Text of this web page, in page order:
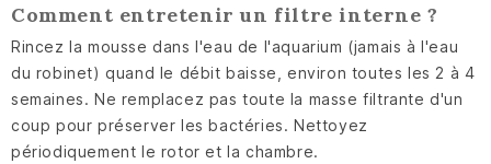
Comment entretenir un filtre interne ?
Rincez la mousse dans l'eau de l'aquarium (jamais à l'eau
du robinet) quand le débit baisse, environ toutes les 2 à 4
semaines. Ne remplacez pas toute la masse filtrante d'un
coup pour préserver les bactéries. Nettoyez
périodiquement le rotor et la chambre.